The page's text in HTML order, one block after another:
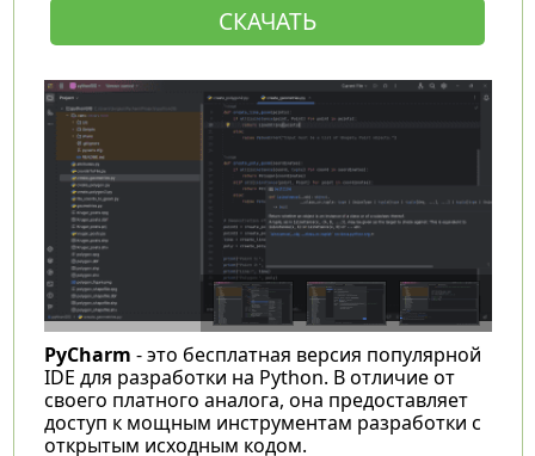
СКАЧАТЬ
PyCharm - это бесплатная версия популярной
IDE для разработки на Python. В отличие от
своего платного аналога, она предоставляет
доступ к мощным инструментам разработки с
открытым исходным кодом.